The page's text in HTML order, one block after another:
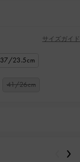
サイズガイド
37/23.5cm
41/26cm
戻る